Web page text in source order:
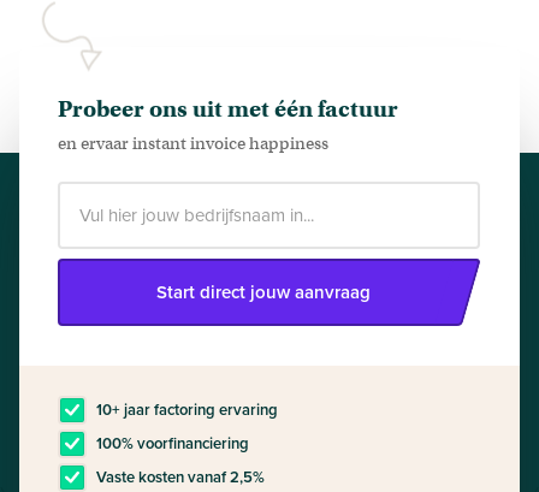
Probeer ons uit met één factuur
en ervaar instant invoice happiness
Start direct jouw aanvraag
10+ jaar factoring ervaring
100% voorfinanciering
Vaste kosten vanaf 2,5%